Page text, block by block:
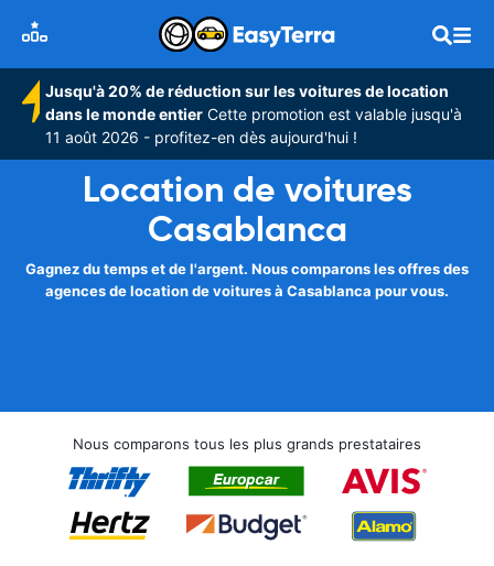
Jusqu'à 20% de réduction sur les voitures de location
dans le monde entier Cette promotion est valable jusqu'à
11 août 2026 - profitez-en dès aujourd'hui !
Location de voitures
Casablanca
Gagnez du temps et de l'argent. Nous comparons les offres des
agences de location de voitures à Casablanca pour vous.
Nous comparons tous les plus grands prestataires